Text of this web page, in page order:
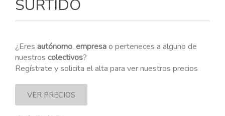
SURTIDO
¿Eres autónomo, empresao perteneces a alguno de
nuestros colectivos?
Regístrate y solicita el alta para ver nuestros precios